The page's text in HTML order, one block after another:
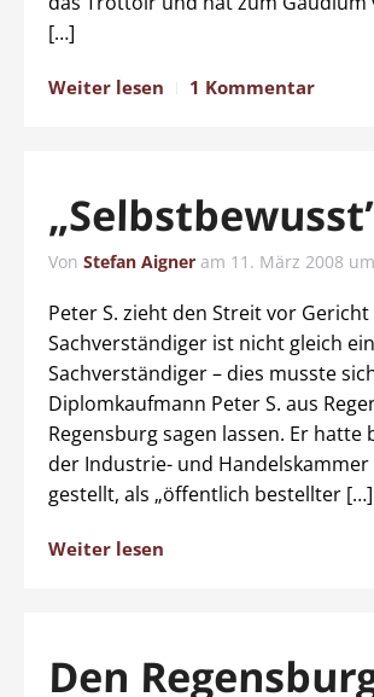
[…]
Weiter lesen 1 Kommentar
Von Stefan Aigner am 11. März 2008
Peter S. zieht den Streit vor
Sachverständiger ist nicht gleich
Sachverständiger – dies musste
Diplomkaufmann Peter S. aus
Regensburg sagen lassen. Er
der Industrie- und Handelskammer
gestellt, als „öffentlich bestellter […]
Weiter lesen
Den